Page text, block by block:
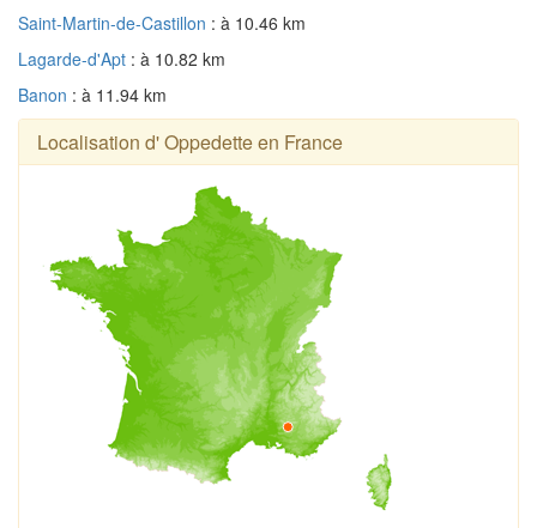
Saint-Martin-de-Castillon : à 10.46 km
Lagarde-d'Apt : à 10.82 km
Banon : à 11.94 km
Localisation d' Oppedette en France